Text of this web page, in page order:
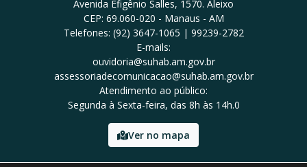
Avenida Efigênio Salles, 1570. Aleixo
CEP: 69.060-020 - Manaus - AM
Telefones: (92) 3647-1065 | 99239-2782
E-mails:
ouvidoria@suhab.am.gov.br
assessoriadecomunicacao@suhab.am.gov.br
Atendimento ao público:
Segunda à Sexta-feira, das 8h às 14h.0
Ver no mapa